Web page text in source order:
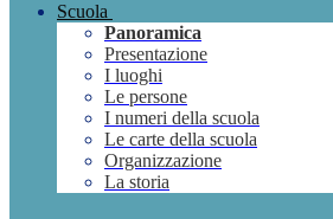
Scuola
Panoramica
Presentazione
I luoghi
Le persone
I numeri della scuola
Le carte della scuola
Organizzazione
La storia